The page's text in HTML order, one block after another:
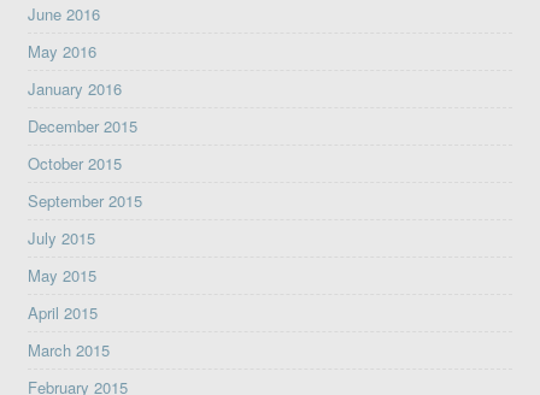
June 2016
May 2016
January 2016
December 2015
October 2015
September 2015
July 2015
May 2015
April 2015
March 2015
February 2015